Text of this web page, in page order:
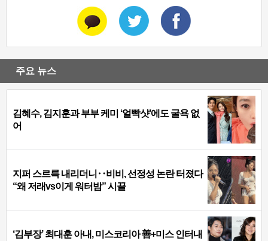
주요 뉴스
김혜수, 김지훈과 부부 케미 ‘얼빡샷’에도 굴욕 없
어
지퍼 스르륵 내리더니‥비비, 선정성 논란 터졌다
“왜 저래vs이게 워터밤” 시끌
‘김부장’ 최대훈 아내, 미스코리아 善+미스 인터내